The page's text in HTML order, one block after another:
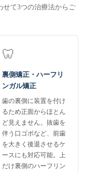
せて3つの治療法からご
🦷
裏側矯正・ハーフリ
ンガル矯正
歯の裏側に装置を付け
るため正面からほとん
ど見えません。抜歯を
伴う口ゴボなど、前歯
を大きく後退させるケ
ースにも対応可能。上
だけ裏側のハーフリン